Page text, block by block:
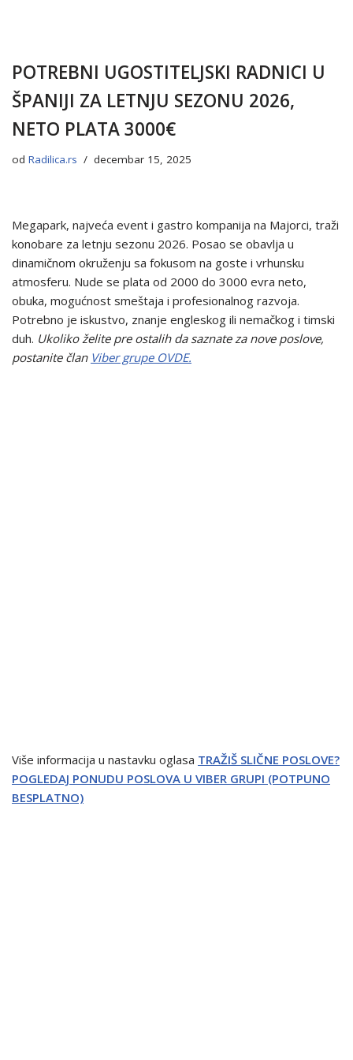
POTREBNI UGOSTITELJSKI RADNICI U
ŠPANIJI ZA LETNJU SEZONU 2026,
NETO PLATA 3000€
od Radilica.rs decembar 15, 2025
Megapark, najveća event i gastro kompanija na Majorci, traži
konobare za letnju sezonu 2026. Posao se obavlja u
dinamičnom okruženju sa fokusom na goste i vrhunsku
atmosferu. Nude se plata od 2000 do 3000 evra neto,
obuka, mogućnost smeštaja i profesionalnog razvoja.
Potrebno je iskustvo, znanje engleskog ili nemačkog i timski
duh. Ukoliko želite pre ostalih da saznate za nove poslove,
postanite član Viber grupe OVDE.
Više informacija u nastavku oglasa TRAŽIŠ SLIČNE POSLOVE?
POGLEDAJ PONUDU POSLOVA U VIBER GRUPI (POTPUNO
BESPLATNO)